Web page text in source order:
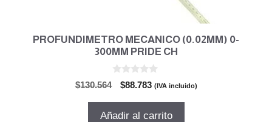
PROFUNDIMETRO MECANICO (0.02MM) 0-
300MM PRIDE CH
$130.564
El
original
$88.783El
actual
(IVA incluido)
Añadir al carrito